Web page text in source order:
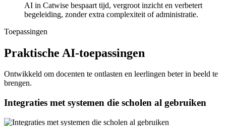
AI in Catwise bespaart tijd, vergroot inzicht en verbetert
begeleiding, zonder extra complexiteit of administratie.
Toepassingen
Praktische AI-toepassingen
Ontwikkeld om docenten te ontlasten en leerlingen beter in beeld te
brengen.
Integraties met systemen die scholen al gebruiken